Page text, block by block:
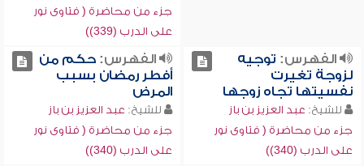
جزء من محاضرة ( فتاوى نور
على الدرب (339))
الفهرس: توجيه
لزوجة تغيرت
نفسيتها تجاه زوجها
للشيخ: عبد العزيز بن باز
جزء من محاضرة ( فتاوى نور
على الدرب (340))
الفهرس:حكم من
أفطر رمضان بسبب
المرض
للشيخ: عبد العزيز بن باز
جزء من محاضرة ( فتاوى نور
على الدرب (340))